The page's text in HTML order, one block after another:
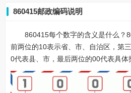
860415邮政编码说明
860415每个数字的含义是什么？
前两位的10表示省、市、自治区，第
0代表县、市，最后两位的00代表具体